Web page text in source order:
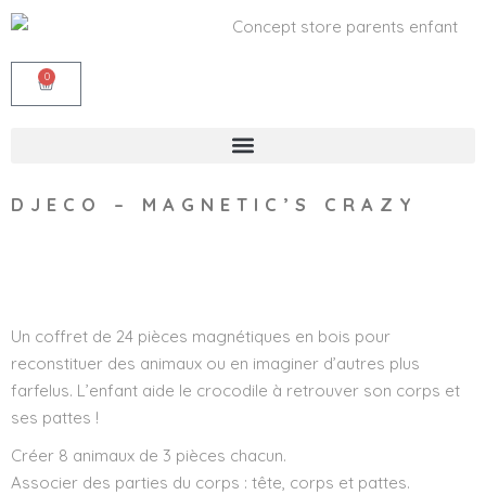
0
DJECO – MAGNETIC’S CRAZY
Un coffret de 24 pièces magnétiques en bois pour
reconstituer des animaux ou en imaginer d’autres plus
farfelus. L’enfant aide le crocodile à retrouver son corps et
ses pattes !
Créer 8 animaux de 3 pièces chacun.
Associer des parties du corps : tête, corps et pattes.